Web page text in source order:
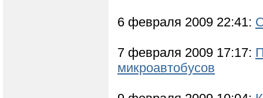
6 февраля 2009 22:41:
7 февраля 2009 17:17:
микроавтобусов